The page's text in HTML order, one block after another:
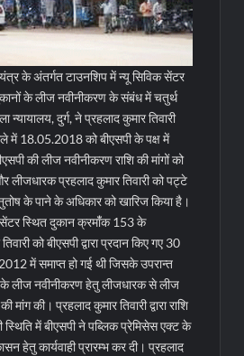
के अंतर्गत टाउनशिप में न्यू सिविक सेंटर
के लीज नवीनीकरण के संबंध में चतुर्थ
न्यायालय, दुर्ग, ने प्रहलाद कुमार तिवारी
में 18.05.2018 को बीएसपी के पक्ष में
की लीज नवीनीकरण राशि की मांगों को
लीजधारक प्रहलाद कुमार तिवारी को पट्टे
के पाने के अधिकार को खारिज किया है।
सेंटर स्थित दुकान क्रमांँक 153 के
को बीएसपी द्वारा प्रदान किए गए 30
में समाप्त हो गई थी जिसके उपरान्त
के लीज नवीनीकरण हेतु लीजधारक से लीज
मांग की। प्रहलाद कुमार तिवारी द्वारा राशि
में बीएसपी ने पब्लिक प्रेमिसेस एक्ट के
हेतु कार्यवाही प्रारम्भ कर दी। प्रहलाद